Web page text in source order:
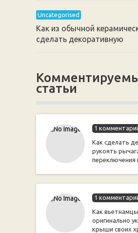
Uncategorised
Как из обычной
сделать декоративную
статьи
1
Как сделать
рукоять
переключения
1
Как вьетнамцы
оригинально
крыши своих